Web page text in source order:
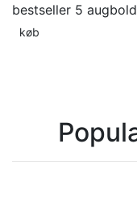
bestseller 5 aug
køb